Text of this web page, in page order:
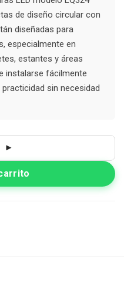
de diseño circular con
diseñadas para
especialmente en
estantes y áreas
instalarse fácilmente
sin necesidad